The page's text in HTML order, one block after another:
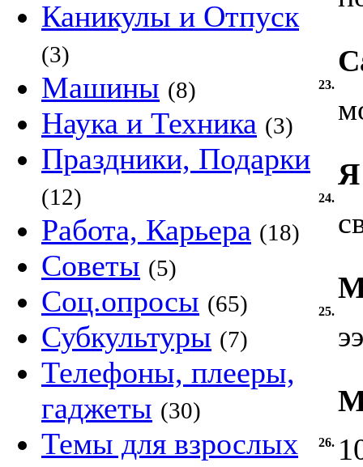
Каникулы и Отпуск
(3)
Машины (8)
Наука и Техника (3)
Праздники, Подарки
(12)
Работа, Карьера (18)
Советы (5)
Соц.опросы (65)
Субкультуры (7)
Телефоны, плееры,
гаджеты (30)
Темы для взрослых
23.
24.
Я
25.
26.